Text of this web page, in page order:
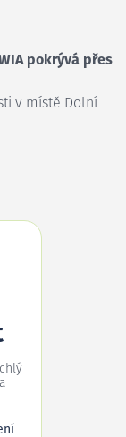
pokrývá přes
v místě Dolní